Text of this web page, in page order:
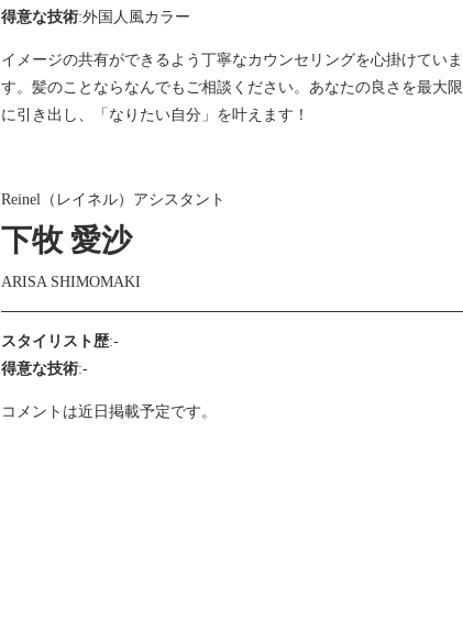
得意な技術:外国人風カラー
イメージの共有ができるよう丁寧なカウンセリングを心掛けていま
す。髪のことならなんでもご相談ください。あなたの良さを最大限
に引き出し、「なりたい自分」を叶えます！
Reinel（レイネル）アシスタント
下牧 愛沙
ARISA SHIMOMAKI
スタイリスト歴:-
得意な技術:-
コメントは近日掲載予定です。